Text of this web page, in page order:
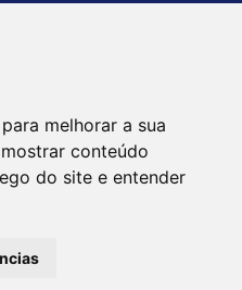
melhorar a sua
conteúdo
do site e entender
Termos de Uso